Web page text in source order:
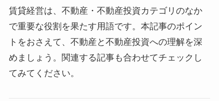
賃貸経営は、不動産・不動産投資カテゴリのなか
で重要な役割を果たす用語です。本記事のポイン
トをおさえて、不動産と不動産投資への理解を深
めましょう。関連する記事も合わせてチェックし
てみてください。